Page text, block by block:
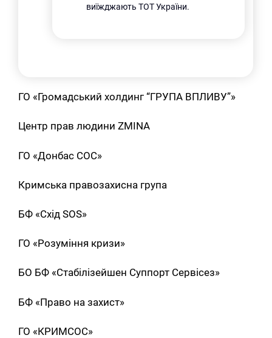
виїжджають ТОТ України.
ГО «Громадський холдинг “ГРУПА ВПЛИВУ”»
Центр прав людини ZMINA
ГО «Донбас СОС»
Кримська правозахисна група
БФ «Схід SOS»
ГО «Розуміння кризи»
БО БФ «Стабілізейшен Суппорт Сервісез»
БФ «Право на захист»
ГО «КРИМСОС»